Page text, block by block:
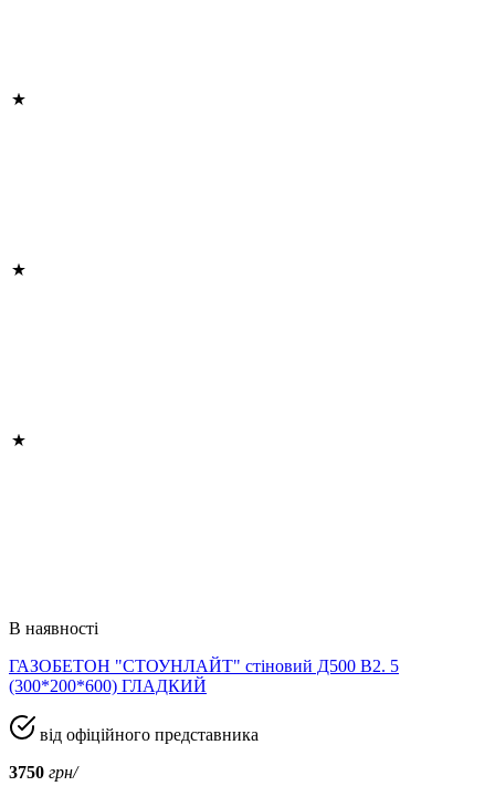
В наявності
ГАЗОБЕТОН "СТОУНЛАЙТ" стіновий Д500 В2. 5
(300*200*600) ГЛАДКИЙ
від офіційного представника
3750 грн/